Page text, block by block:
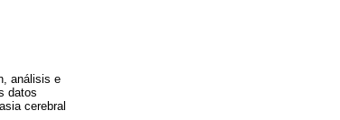
análisis e
datos
cerebral